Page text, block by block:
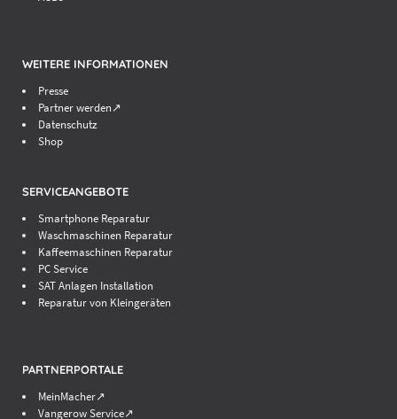
WEITERE INFORMATIONEN
Presse
Partner werden↗
Datenschutz
Shop
SERVICEANGEBOTE
Smartphone Reparatur
Waschmaschinen Reparatur
Kaffeemaschinen Reparatur
PC Service
SAT Anlagen Installation
Reparatur von Kleingeräten
PARTNERPORTALE
MeinMacher↗
Vangerow Service↗